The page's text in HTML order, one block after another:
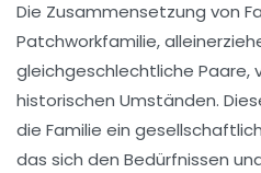
Die Zusammensetzung von
Patchworkfamilie,
gleichgeschlechtliche Paare,
historischen Umständen.
die Familie ein
das sich den Bedürfnissen